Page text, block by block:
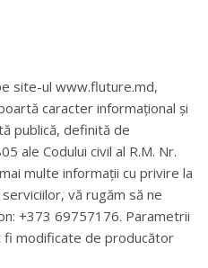
site-ul www.fluture.md,
caracter informațional și
publică, definită de
ale Codului civil al R.M. Nr.
multe informații cu privire la
vă rugăm să ne
+373 69757176. Parametrii
fi modificate de producător